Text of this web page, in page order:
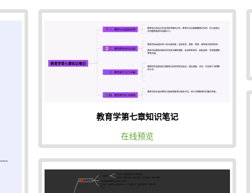
教育学第七章知识笔记
在线预览